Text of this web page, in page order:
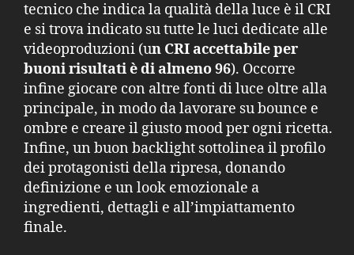
tecnico che indica la qualità della luce è il CRI
e si trova indicato su tutte le luci dedicate alle
videoproduzioni (un CRI accettabile per
buoni risultati è di almeno 96). Occorre
infine giocare con altre fonti di luce oltre alla
principale, in modo da lavorare su bounce e
ombre e creare il giusto mood per ogni ricetta.
Infine, un buon backlight sottolinea il profilo
dei protagonisti della ripresa, donando
definizione e un look emozionale a
ingredienti, dettagli e all’impiattamento
finale.